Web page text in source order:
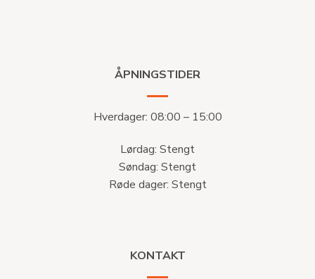
ÅPNINGSTIDER
Hverdager: 08:00 – 15:00
Lørdag: Stengt
Søndag: Stengt
Røde dager: Stengt
KONTAKT